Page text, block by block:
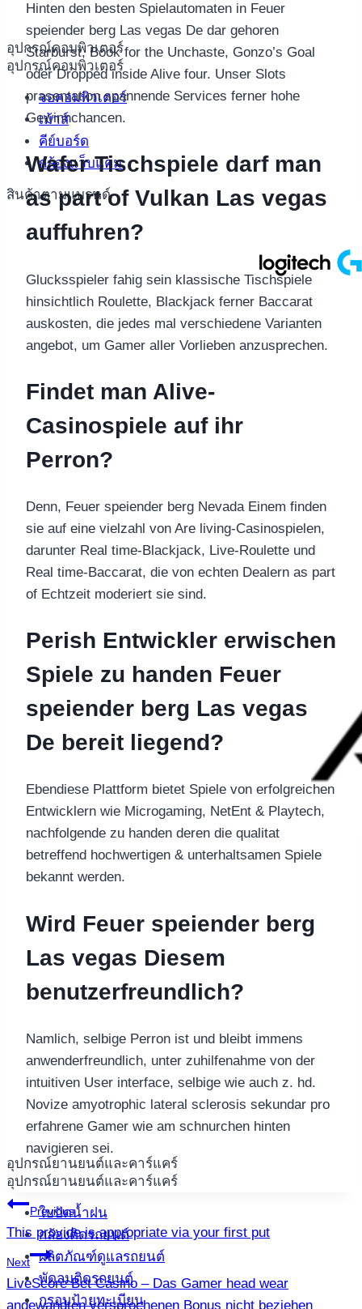
อุปกรณ์คอมพิวเตอร์
อุปกรณ์คอมพิวเตอร์
จอคอมพิวเตอร์
เม้าส์
คีย์บอร์ด
กล้องแว็บแคม
สินค้าตามแบรนด์
อุปกรณ์ยานยนต์และคาร์แคร์
อุปกรณ์ยานยนต์และคาร์แคร์
ใบปัดน้ำฝน
กล้องติดรถยนต์
ผลิตภัณฑ์ดูแลรถยนต์
พัดลมติดรถยนต์
กรอบป้ายทะเบียน
Hinten den besten Spielautomaten in Feuer
speiender berg Las vegas De dar gehoren
Starburst, Book for the Unchaste, Gonzo’s Goal
oder Dropped inside Alive four. Unser Slots
prasentation spannende Services ferner hohe
Gewinnchancen.
Wafer Tischspiele darf man
as part of Vulkan Las vegas
auffuhren?
Glucksspieler fahig sein klassische Tischspiele
hinsichtlich Roulette, Blackjack ferner Baccarat
auskosten, die jedes mal verschiedene Varianten
angebot, um Gamer aller Vorlieben anzusprechen.
Findet man Alive-
Casinospiele auf ihr
Perron?
Denn, Feuer speiender berg Nevada Einem finden
sie auf eine vielzahl von Are living-Casinospielen,
darunter Real time-Blackjack, Live-Roulette und
Real time-Baccarat, die von echten Dealern as part
of Echtzeit moderiert sie sind.
Perish Entwickler erwischen
Spiele zu handen Feuer
speiender berg Las vegas
De bereit liegend?
Ebendiese Plattform bietet Spiele von erfolgreichen
Entwicklern wie Microgaming, NetEnt & Playtech,
nachfolgende zu handen deren die qualitat
betreffend hochwertigen & unterhaltsamen Spiele
bekannt werden.
Wird Feuer speiender berg
Las vegas Diesem
benutzerfreundlich?
Namlich, selbige Perron ist und bleibt immens
anwenderfreundlich, unter zuhilfenahme von der
intuitiven User interface, selbige wie auch z. hd.
Novize amyotrophic lateral sclerosis sekundar pro
erfahrene Gamer wie am schnurchen hinten
navigieren sei.
แนะแนว
เรื่อง
Previous
This provide is appropriate via your first put
Next
LiveScore Bet Casino – Das Gamer head wear
angewandten versprochenen Bonus nicht beziehen